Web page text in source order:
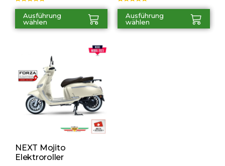
Bewertet mit
5.00von 5
Ausführung
wählen
Bewertet mit
5.00von 5
Ausführung
wählen
NEXT Mojito
Elektroroller